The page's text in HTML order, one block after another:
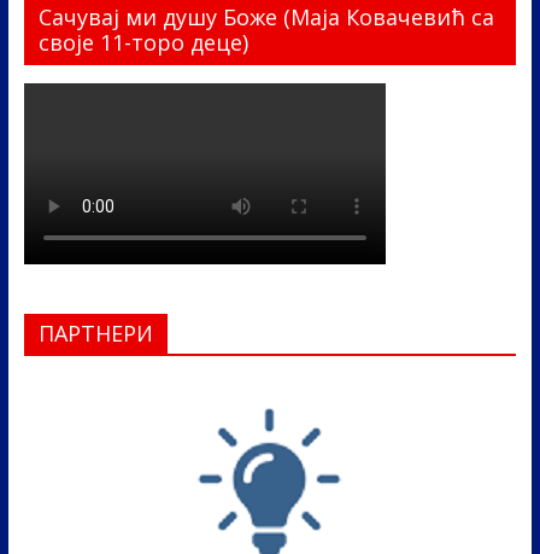
Сачувај ми душу Боже (Маја Ковачевић са
своје 11-торо деце)
ПАРТНЕРИ